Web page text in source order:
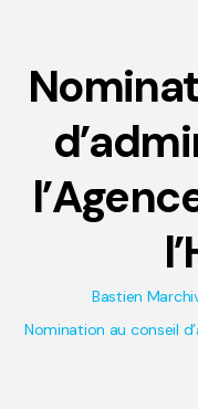
Bastien
Nomination au conseil